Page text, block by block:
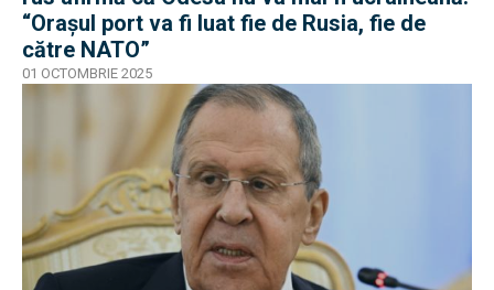
“Orașul port va fi luat fie de Rusia, fie de
către NATO”
01 OCTOMBRIE 2025